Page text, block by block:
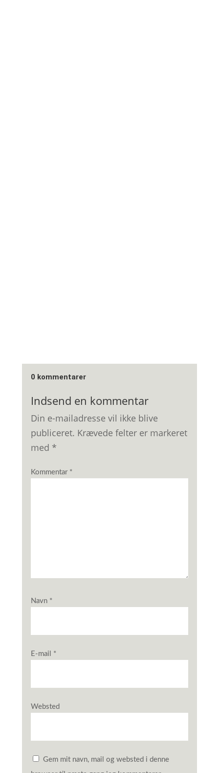
0 kommentarer
Indsend en kommentar
Din e-mailadresse vil ikke blive
publiceret. Krævede felter er markeret
med *
Kommentar *
Navn *
E-mail *
Websted
Gem mit navn, mail og websted i denne